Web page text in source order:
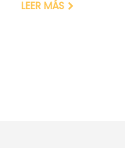
LEER MÁS